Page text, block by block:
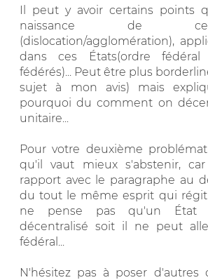
Il peut y avoir certains points
naissance de
(dislocation/agglomération),
dans ces États(ordre
fédérés)... Peut être plus
sujet à mon avis) mais
pourquoi du comment on
unitaire...
Pour votre deuxième
qu'il vaut mieux s'abstenir,
rapport avec le paragraphe au
du tout le même esprit qui régit
ne pense pas qu'un État
décentralisé soit il ne peut
fédéral...
N'hésitez pas à poser d'autres